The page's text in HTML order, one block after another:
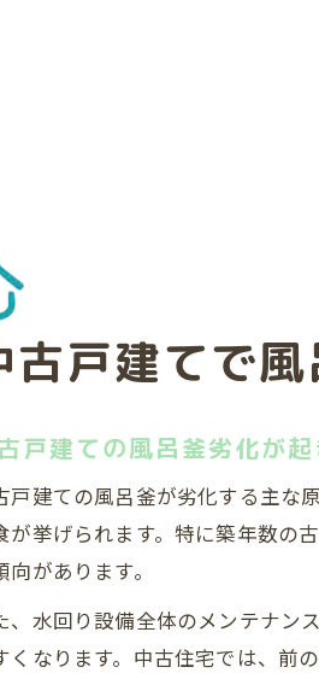
古戸建てで
戸建ての風呂釜劣化が
戸建ての風呂釜が劣化する主な
が挙げられます。特に築年数の
向があります。
、水回り設備全体のメンテナン
くなります。中古住宅では、前